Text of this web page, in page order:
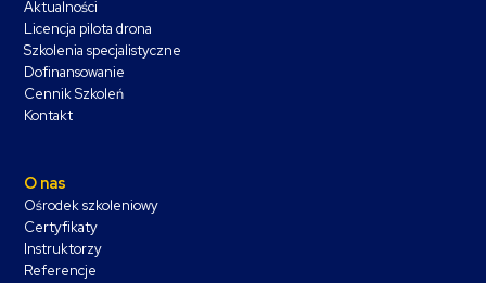
Aktualności
Licencja pilota drona
Szkolenia specjalistyczne
Dofinansowanie
Cennik Szkoleń
Kontakt
O nas
Ośrodek szkoleniowy
Certyfikaty
Instruktorzy
Referencje